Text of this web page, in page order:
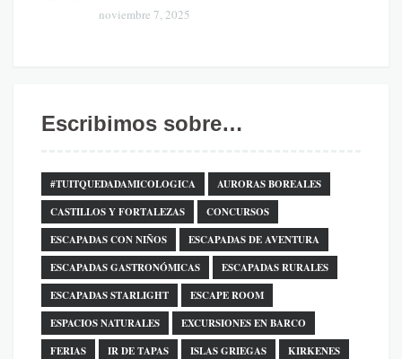
noviembre 7, 2025
Escribimos sobre…
#TUITQUEDADAMICOLOGICA
AURORAS BOREALES
CASTILLOS Y FORTALEZAS
CONCURSOS
ESCAPADAS CON NIÑOS
ESCAPADAS DE AVENTURA
ESCAPADAS GASTRONÓMICAS
ESCAPADAS RURALES
ESCAPADAS STARLIGHT
ESCAPE ROOM
ESPACIOS NATURALES
EXCURSIONES EN BARCO
FERIAS
IR DE TAPAS ISLAS GRIEGAS
KIRKENES